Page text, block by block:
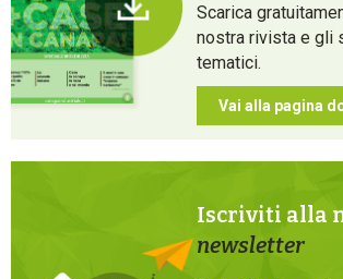
Scarica
nostra rivista e gli
tematici.
Vai alla pagina
Iscriviti alla
newsletter